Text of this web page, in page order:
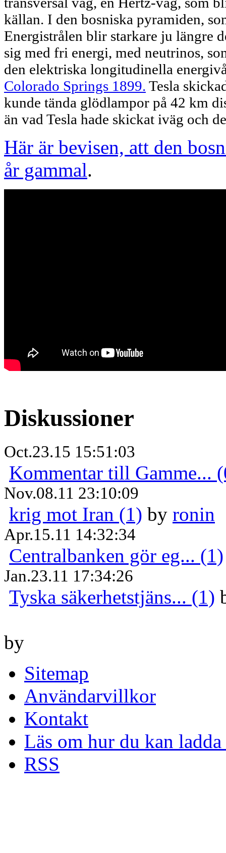
källan. I den bosniska pyramiden,
Energistrålen blir starkare ju längre
sig med fri energi, med neutrinos,
den elektriska longitudinella
Colorado Springs 1899. Tesla
kunde tända glödlampor på 42 km
än vad Tesla hade skickat iväg och
Här är bevisen, att den
år gammal.
Diskussioner
Oct.23.15 15:51:03
Kommentar till Gamme...
Nov.08.11 23:10:09
krig mot Iran (1) by ronin
Apr.15.11 14:32:34
Centralbanken gör eg... (1)
Jan.23.11 17:34:26
Tyska säkerhetstjäns... (1)
by
Sitemap
Användarvillkor
Kontakt
Läs om hur du kan
RSS